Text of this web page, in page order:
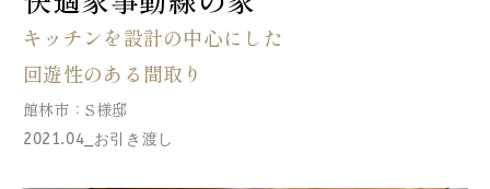
キッチンを設計の中心にした
回遊性のある間取り
館林市：S様邸
2021.04_お引き渡し